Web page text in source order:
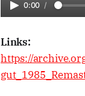
0:00 /
Links:
https://